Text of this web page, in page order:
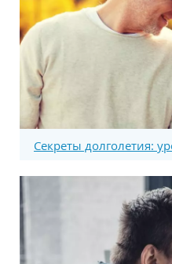
Секреты долголетия: